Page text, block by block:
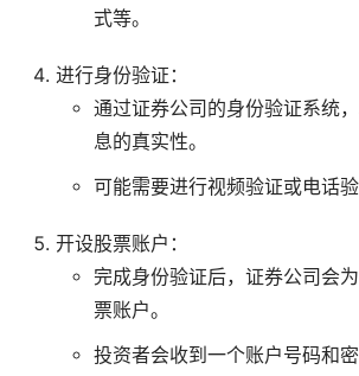
式等。
进行身份验证：
通过证券公司的身份验证系统
息的真实性。
可能需要进行视频验证或电话验
开设股票账户：
完成身份验证后，证券公司会
票账户。
投资者会收到一个账户号码和